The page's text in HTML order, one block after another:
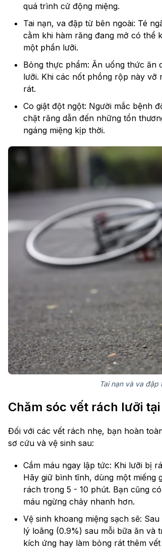
quá trình cử động miệng.
Tai nạn, va đập từ bên ngoài: Té
cằm khi hàm răng đang mở có thể
một phần lưỡi.
Bỏng thực phẩm: Ăn uống thức ăn
lưỡi. Khi các nốt phồng rộp này vỡ
rát.
Co giật đột ngột: Người mắc bệnh
chặt răng dẫn đến những tổn
ngáng miệng kịp thời.
Tai nạn và va
Chăm sóc vết rách lưỡi
Đối với các vết rách nhẹ, bạn hoàn
sơ cứu và vệ sinh sau:
Cầm máu ngay lập tức: Khi lưỡi bị
Hãy giữ bình tĩnh, dùng một
rách trong 5 - 10 phút. Bạn cũng
máu ngừng chảy nhanh hơn.
Vệ sinh khoang miệng sạch sẽ:
lý loãng (0.9%) sau mỗi bữa ăn và
kích ứng hay làm bỏng rát thêm